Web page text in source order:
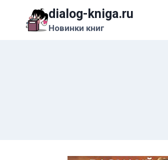
содержимому
dialog-kniga.ru
Новинки книг